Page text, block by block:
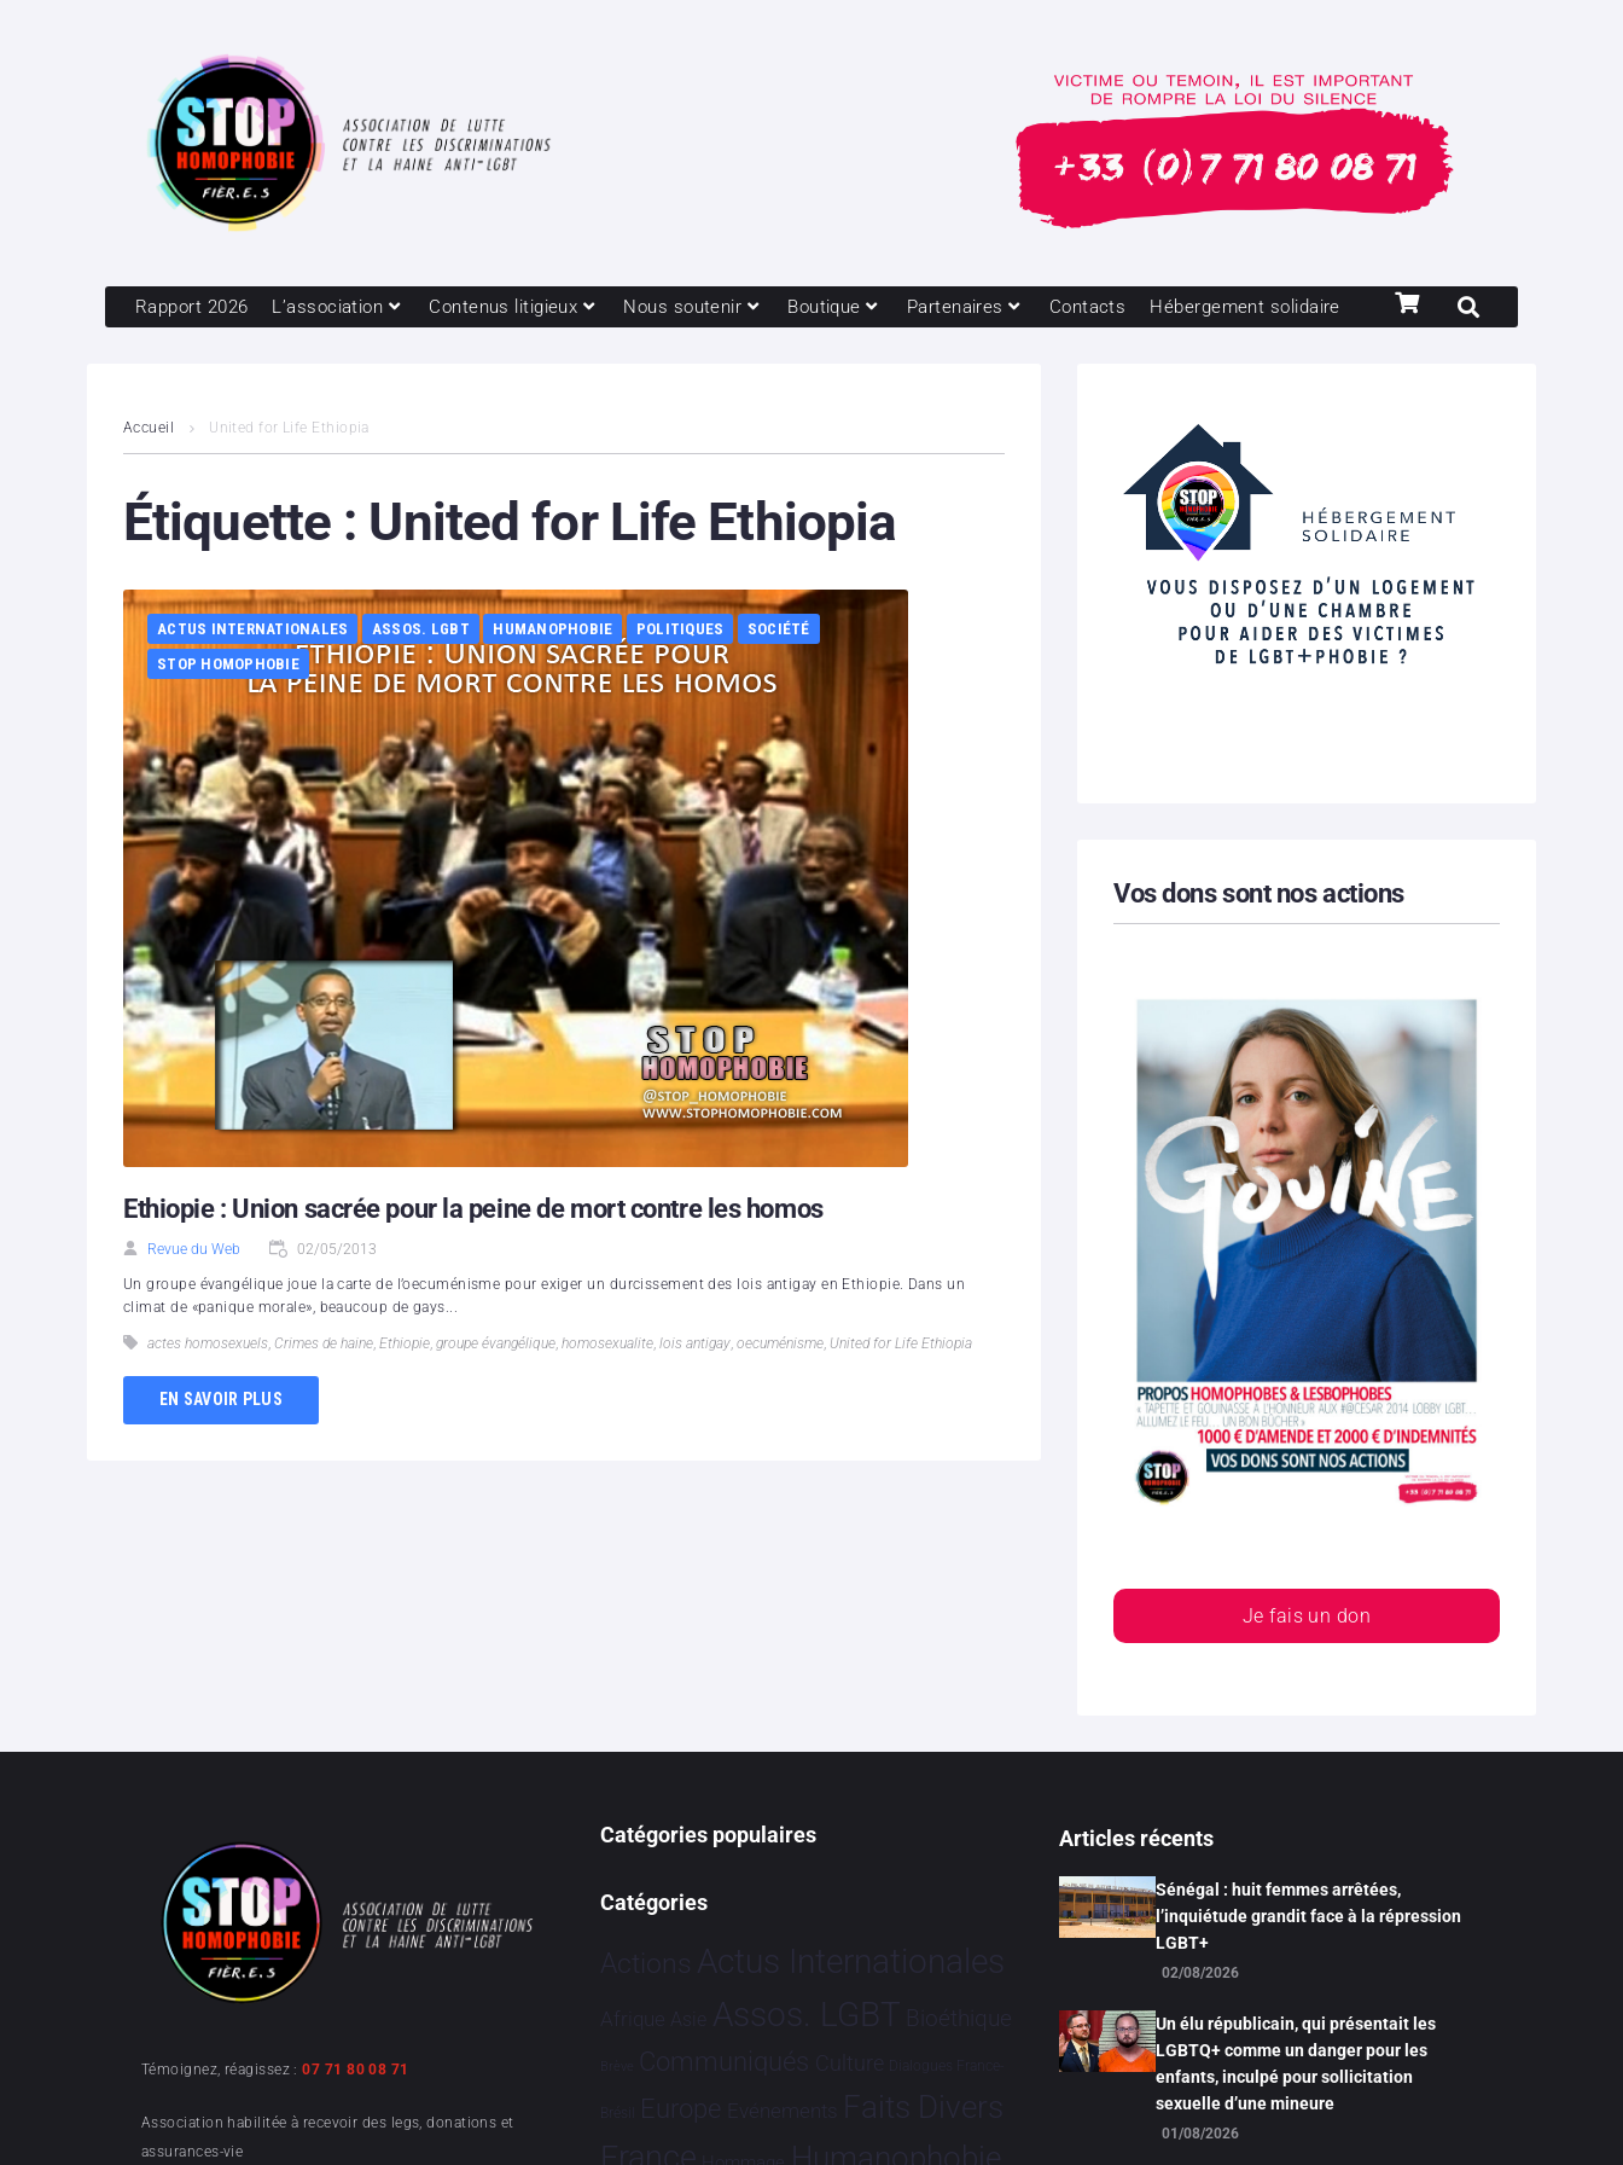
Rapport 2026 L’association Contenus litigieux Nous soutenir Boutique Partenaires Contacts Hébergement solidaire
Accueil United for Life Ethiopia
Étiquette : United for Life Ethiopia
ACTUS INTERNATIONALES ASSOS. LGBT HUMANOPHOBIE POLITIQUES
SOCIÉTÉ
STOP HOMOPHOBIE
Ethiopie : Union sacrée pour la peine de mort contre les homos
Revue du Web 02/05/2013
Un groupe évangélique joue la carte de l’oecuménisme pour exiger un durcissement des lois antigay en Ethiopie. Dans un
climat de «panique morale», beaucoup de gays...
actes homosexuels, Crimes de haine, Ethiopie, groupe évangélique, homosexualite, lois antigay, oecuménisme, United for Life Ethiopia
EN SAVOIR PLUS
Vos dons sont nos actions
Je fais un don
Témoignez, réagissez :07 71 80 08 71
Association habilitée à recevoir des legs, donations et
assurances-vie
Catégories populaires
Catégories
Actions Actus Internationales
Afrique Asie Assos. LGBT Bioéthique
Brève Communiqués Culture Dialogues France-
Brésil Europe Evénements Faits Divers
Humanophobie
Articles récents
Sénégal : huit femmes arrêtées,
l’inquiétude grandit face à la répression
LGBT+
02/08/2026
Un élu républicain, qui présentait les
LGBTQ+ comme un danger pour les
enfants, inculpé pour sollicitation
sexuelle d’une mineure
01/08/2026